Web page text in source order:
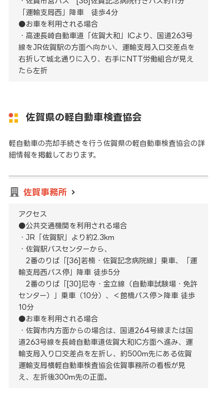
「運輸支局西」降車 徒歩4分
●お車を利用される場合
・高速長崎自動車道「佐賀大和」ICより、国道263号
線をJR佐賀駅の方面へ向かい、運輸支局入口交差点を
右折して城北通りに入り、右手にNTT労働組合が見え
たら左折
佐賀県の軽自動車検査協会
軽自動車の売却手続きを行う佐賀県の軽自動車検査協会の詳
細情報を掲載しております。
佐賀事務所
アクセス
●公共交通機関を利用される場合
・JR「佐賀駅」より約2.3km
・佐賀駅バスセンターから、
2番のりば「[36]若楠・佐賀記念病院線」乗車、「運
輸支局西バス停」降車 徒歩5分
2番のりば「[30]尼寺・金立線（自動車試験場・免許
センター）」乗車（10分）、＜館橋バス停＞降車 徒歩
10分
●お車を利用される場合
・佐賀市内方面からの場合は、国道264号線または国
道263号線を長崎自動車道佐賀大和IC方面へ進み、運
輸支局入り口交差点を左折し、約500m先にある佐賀
運輸支局横軽自動車検査協会佐賀事務所の看板が見
え、左折後300m先の正面。